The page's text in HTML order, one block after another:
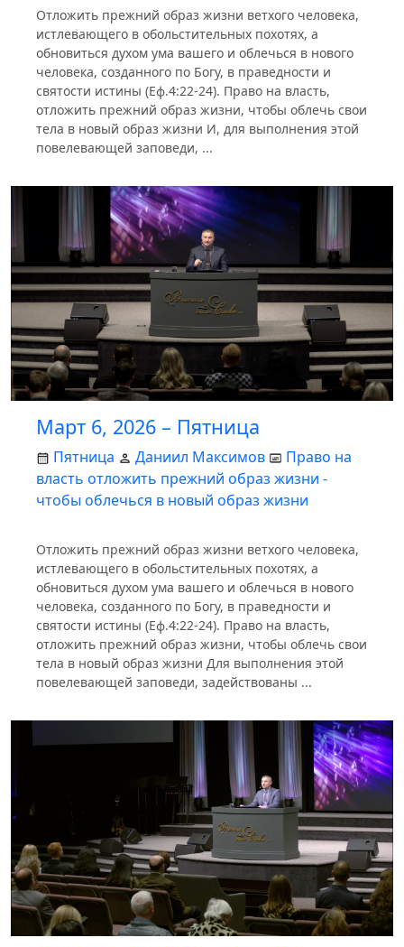
Отложить прежний образ жизни ветхого человека,
истлевающего в обольстительных похотях, а
обновиться духом ума вашего и облечься в нового
человека, созданного по Богу, в праведности и
святости истины (Еф.4:22-24). Право на власть,
отложить прежний образ жизни, чтобы облечь свои
тела в новый образ жизни И, для выполнения этой
повелевающей заповеди, ...
Март 6, 2026 – Пятница
Пятница Даниил Максимов
Право на
власть отложить прежний образ жизни -
чтобы облечься в новый образ жизни
Отложить прежний образ жизни ветхого человека,
истлевающего в обольстительных похотях, а
обновиться духом ума вашего и облечься в нового
человека, созданного по Богу, в праведности и
святости истины (Еф.4:22-24). Право на власть,
отложить прежний образ жизни, чтобы облечь свои
тела в новый образ жизни Для выполнения этой
повелевающей заповеди, задействованы ...